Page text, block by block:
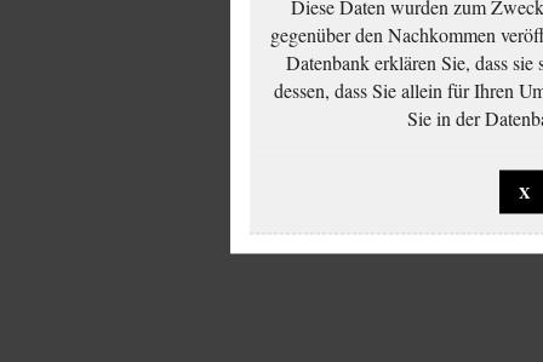
Diese Daten wurden zum
gegenüber den Nachkommen
Datenbank erklären Sie, dass sie
dessen, dass Sie allein für Ihren
Sie in der
X